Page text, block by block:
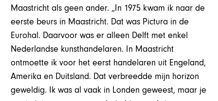
Maastricht als geen ander. „In 1975 kwam ik naar de
eerste beurs in Maastricht. Dat was Pictura in de
Eurohal. Daarvoor was er alleen Delft met enkel
Nederlandse kunsthandelaren. In Maastricht
ontmoette ik voor het eerst handelaren uit Engeland,
Amerika en Duitsland. Dat verbreedde mijn horizon
geweldig. Ik was al vaak in Londen geweest, maar je